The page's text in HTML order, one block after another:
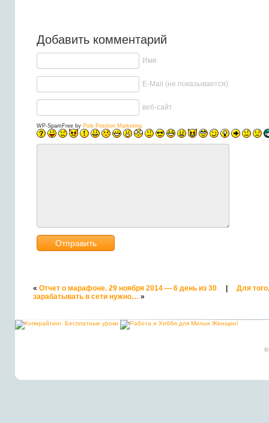
Добавить комментарий
Имя
E-Mail (не показывается)
веб-сайт
WP-SpamFree by Pole Position Marketing
« Отчет о марафоне. 29 ноября 2014 — 6 день из 30
Для
зарабатывать в сети нужно… »
©